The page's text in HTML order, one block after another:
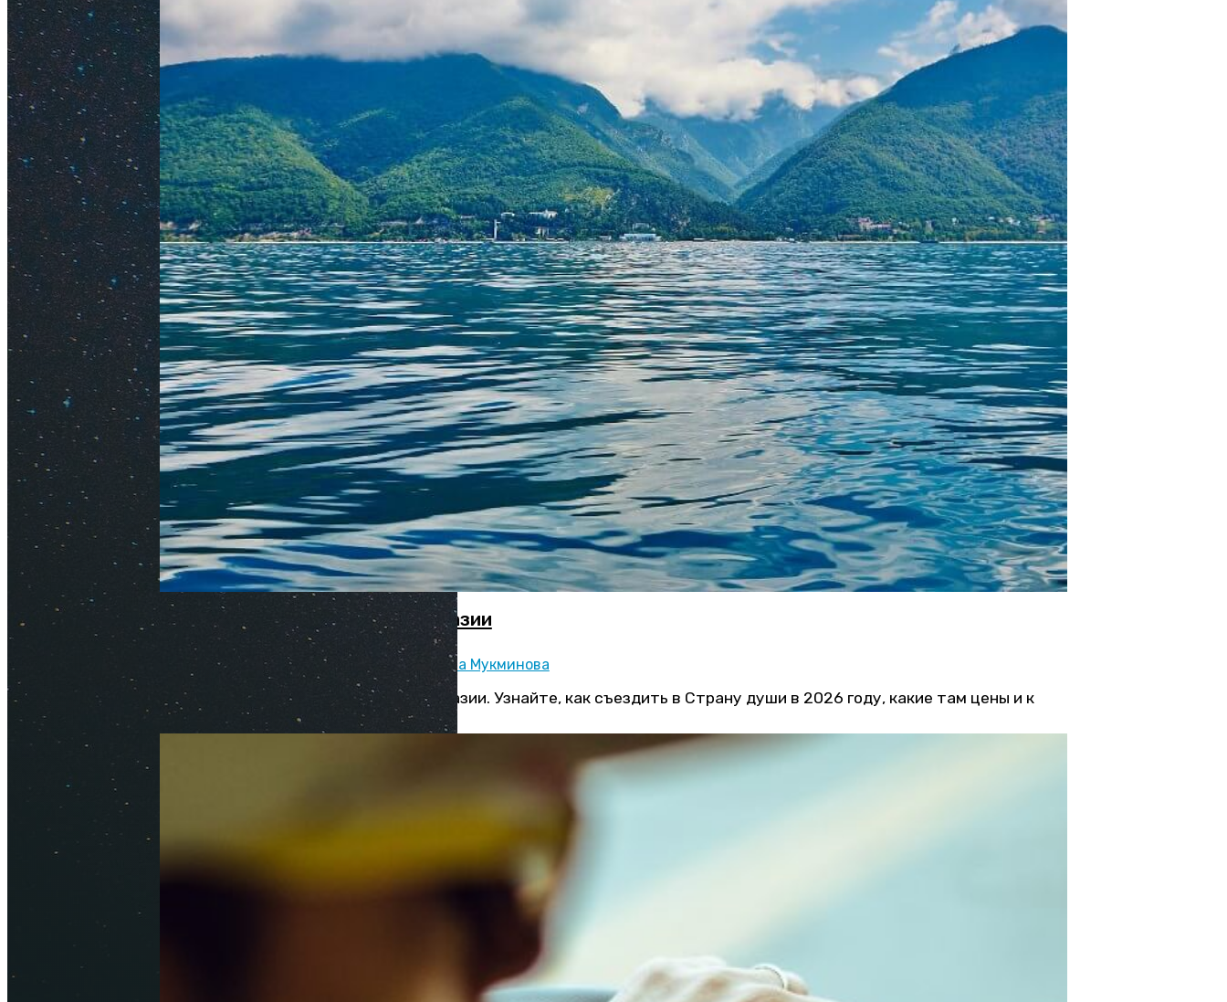
Как спланировать отдых в Абхазии
Автор: Рената Мукминова
Обновлено: 23 июня 2026
Делюсь личным опытом отдыха в Абхазии. Узнайте, как съездить в Страну души в 2026 году, какие там цены и к
чему нужно быть готовым.